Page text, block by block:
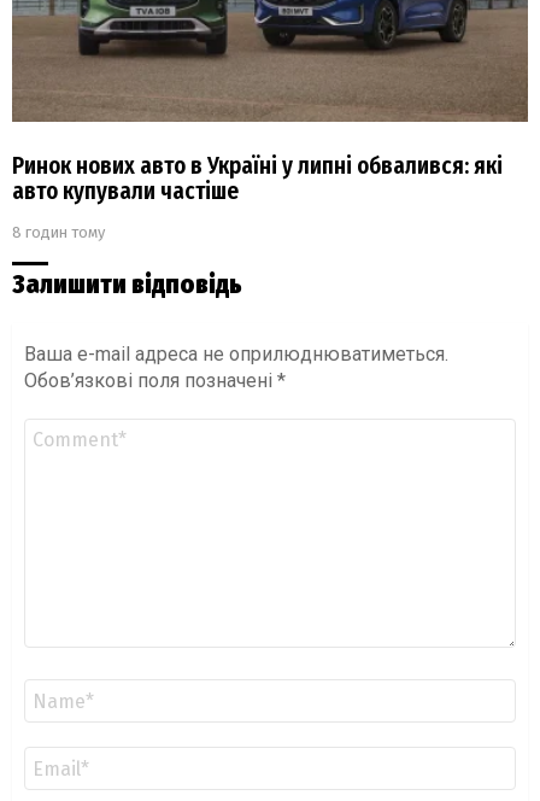
Ринок нових авто в Україні у липні обвалився: які
авто купували частіше
8 годин тому
Залишити відповідь
Ваша e-mail адреса не оприлюднюватиметься.
Обов’язкові поля позначені *
Коментар